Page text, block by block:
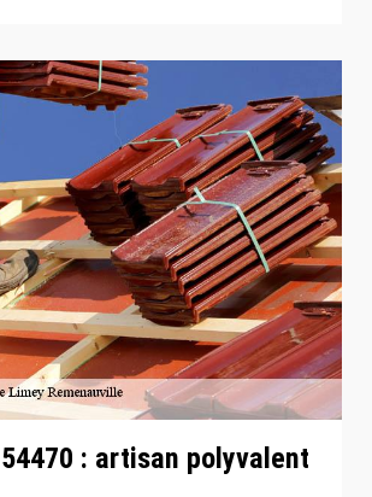
: artisan polyvalent